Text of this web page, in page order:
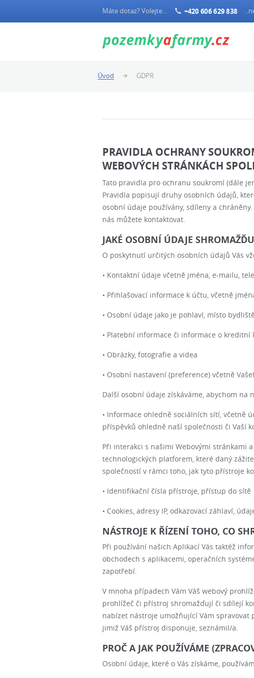
Máte dotaz? Volejte... +420 606 629 838
Úvod GDPR
PRAVIDLA OCHRANY
WEBOVÝCH STRÁNKÁCH
Tato pravidla pro ochranu soukromí (dále
Pravidla popisují druhy osobních údajů,
osobní údaje používány, sdíleny a
nás můžete kontaktovat.
JAKÉ OSOBNÍ ÚDAJE
O poskytnutí určitých osobních údajů Vás
• Kontaktní údaje včetně jména, e-mailu,
• Přihlašovací informace k účtu, včetně
• Osobní údaje jako je pohlaví, místo
• Platební informace či informace o kreditní
• Obrázky, fotografie a videa
• Osobní nastavení (preference) včetně
Další osobní údaje získáváme, abychom
• Informace ohledně sociálních sítí, včetně
příspěvků ohledně naší společnosti či Vaší
Při interakci s našimi Webovými stránkami
technologických platforem, které daný
společností v rámci toho, jak tyto přístroje
• Identifikační čísla přístroje, přístup do sítě
• Cookies, adresy IP, odkazovací záhlaví,
NÁSTROJE K ŘÍZENÍ TOHO, CO
Při používání našich Aplikací Vás taktéž
obchodech s aplikacemi, operačních
zapotřebí.
V mnoha případech Vám Váš webový
prohlížeč či přístroj shromažďují či sdílejí
nabízet nástroje umožňující Vám spravovat
jimiž Váš přístroj disponuje, seznámil/a.
PROČ A JAK POUŽÍVÁME
Osobní údaje, které o Vás získáme,